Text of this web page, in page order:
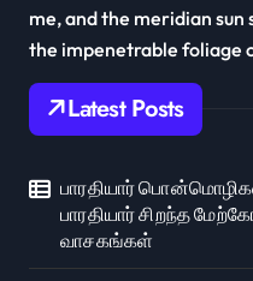
me, and the meridian
the impenetrable foliage
Latest Posts
பாரதியார்
பாரதியார் சிறந்த
வாசகங்கள்